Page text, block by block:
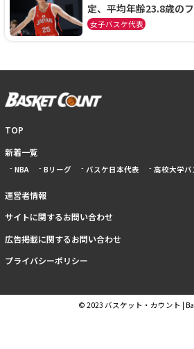
定、平均年齢23.8歳の
本開催の大舞台で頂点を
女子バスケ代表
TOP
新着一覧
NBA Bリーグ バスケ日本代表 高校大学
運営者情報
サイトに関するお問い合わせ
広告掲載に関するお問い合わせ
プライバシーポリシー
© 2023 バスケット・カウント |